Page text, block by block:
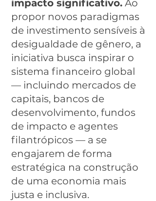
impacto significativo. Ao
propor novos paradigmas
de investimento sensíveis à
desigualdade de gênero, a
iniciativa busca inspirar o
sistema financeiro global
— incluindo mercados de
capitais, bancos de
desenvolvimento, fundos
de impacto e agentes
filantrópicos — a se
engajarem de forma
estratégica na construção
de uma economia mais
justa e inclusiva.